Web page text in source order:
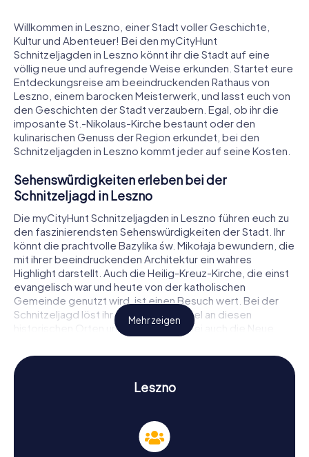
Willkommen in Leszno, einer Stadt voller Geschichte,
Kultur und Abenteuer! Bei den myCityHunt
Schnitzeljagden in Leszno könnt ihr die Stadt auf eine
völlig neue und aufregende Weise erkunden. Startet eure
Entdeckungsreise am beeindruckenden Rathaus von
Leszno, einem barocken Meisterwerk, und lasst euch von
den Geschichten der Stadt verzaubern. Egal, ob ihr die
imposante St.-Nikolaus-Kirche bestaunt oder den
kulinarischen Genuss der Region erkundet, bei den
Schnitzeljagden in Leszno kommt jeder auf seine Kosten.
Sehenswürdigkeiten erleben bei der
Schnitzeljagd in Leszno
Die myCityHunt Schnitzeljagden in Leszno führen euch zu
den faszinierendsten Sehenswürdigkeiten der Stadt. Ihr
könnt die prachtvolle Bazylika św. Mikołaja bewundern, die
mit ihrer beeindruckenden Architektur ein wahres
Highlight darstellt. Auch die Heilig-Kreuz-Kirche, die einst
evangelisch war und heute von der katholischen
Gemeinde genutzt wird, ist einen Besuch wert. Bei der
Schnitzeljagd löst ihr spannende Rätsel an diesen
historischen Orten und entdeckt dabei auch die Neue
beherbergt. Jede Station bietet neue
Herausforderungen und interessante Fakten, die euch
tiefer in die Geschichte der Stadt eintauchen lassen.
Während der Schnitzeljagd in Leszno erfahrt ihr viel über
Mehr zeigen
Leszno